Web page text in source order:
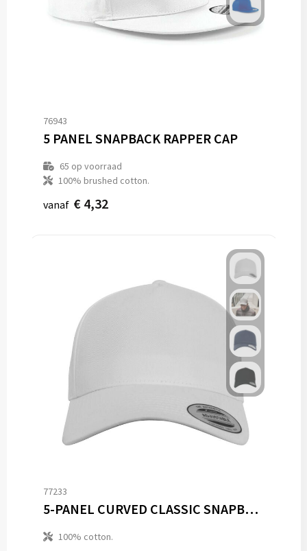
76943
5 PANEL SNAPBACK RAPPER CAP
65 op voorraad
100% brushed cotton.
vanaf € 4,32
77233
5-PANEL CURVED CLASSIC SNAPBACK
100% cotton.